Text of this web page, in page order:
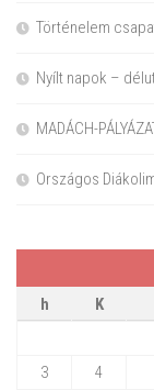
Történelem
Nyílt napok –
MADÁCH-
Országos
h
K
3
4